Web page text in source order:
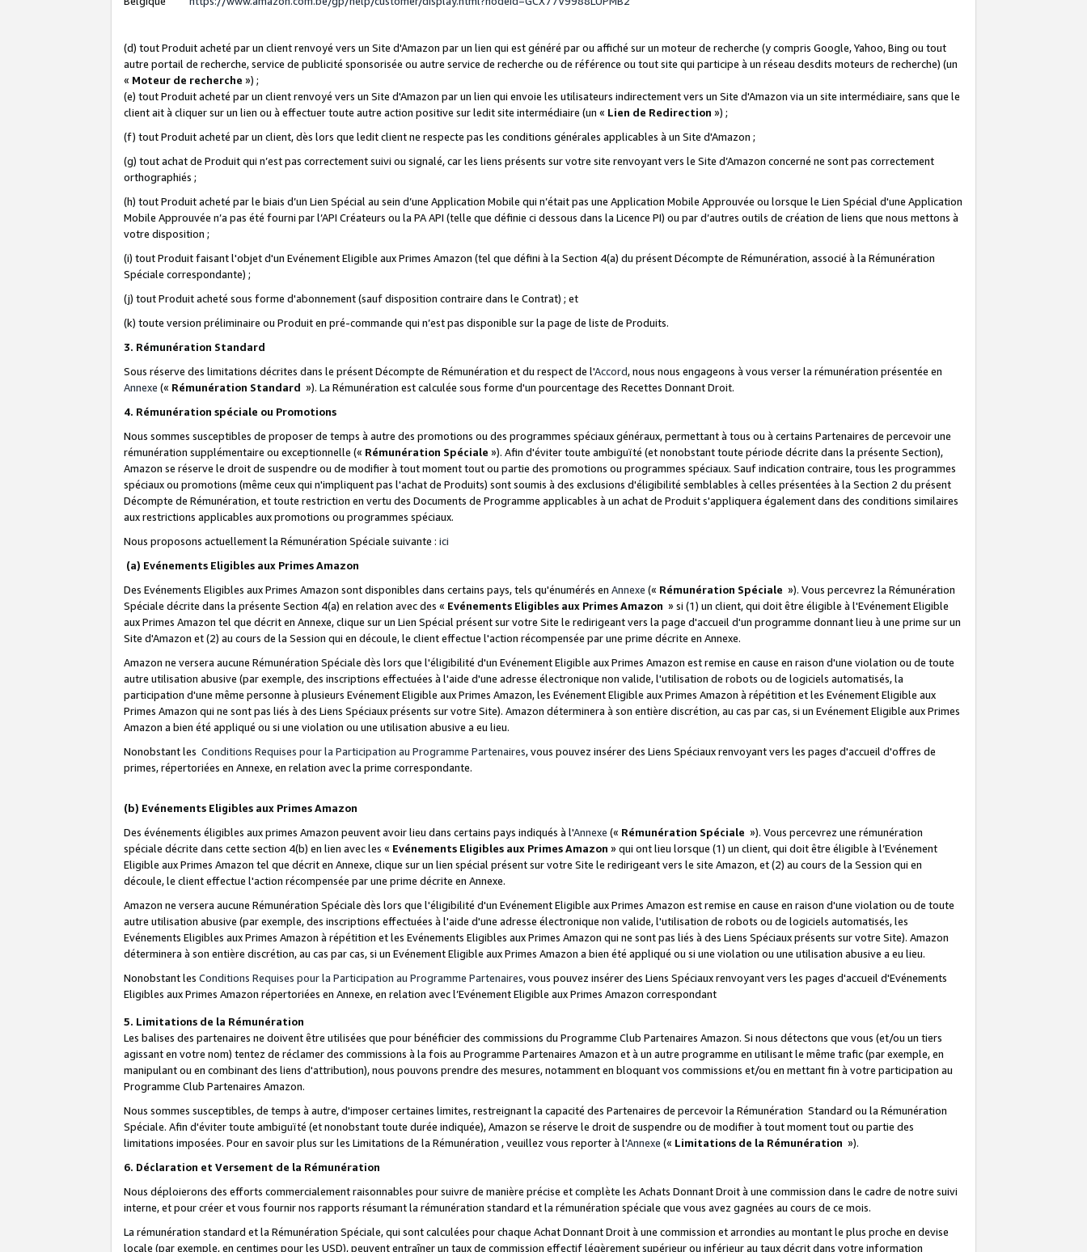
(d) tout Produit acheté par un client renvoyé vers un Site d'Amazon par un lien qui est généré par ou affiché sur un moteur de recherche (y compris Google, Yahoo, Bing ou tout
autre portail de recherche, service de publicité sponsorisée ou autre service de recherche ou de référence ou tout site qui participe à un réseau desdits moteurs de recherche) (un
« Moteur de recherche ») ;
(e) tout Produit acheté par un client renvoyé vers un Site d'Amazon par un lien qui envoie les utilisateurs indirectement vers un Site d'Amazon via un site intermédiaire, sans que le
client ait à cliquer sur un lien ou à effectuer toute autre action positive sur ledit site intermédiaire (un « Lien de Redirection ») ;
(f) tout Produit acheté par un client, dès lors que ledit client ne respecte pas les conditions générales applicables à un Site d'Amazon ;
(g) tout achat de Produit qui n’est pas correctement suivi ou signalé, car les liens présents sur votre site renvoyant vers le Site d’Amazon concerné ne sont pas correctement
orthographiés ;
(h) tout Produit acheté par le biais d’un Lien Spécial au sein d’une Application Mobile qui n’était pas une Application Mobile Approuvée ou lorsque le Lien Spécial d'une Application
Mobile Approuvée n’a pas été fourni par l’API Créateurs ou la PA API (telle que définie ci dessous dans la Licence PI) ou par d’autres outils de création de liens que nous mettons à
votre disposition ;
(i) tout Produit faisant l'objet d'un Evénement Eligible aux Primes Amazon (tel que défini à la Section 4(a) du présent Décompte de Rémunération, associé à la Rémunération
Spéciale correspondante) ;
(j) tout Produit acheté sous forme d'abonnement (sauf disposition contraire dans le Contrat) ; et
(k) toute version préliminaire ou Produit en pré-commande qui n’est pas disponible sur la page de liste de Produits.
3. Rémunération Standard
Sous réserve des limitations décrites dans le présent Décompte de Rémunération et du respect de l'Accord, nous nous engageons à vous verser la rémunération présentée en
Annexe (« Rémunération Standard »). La Rémunération est calculée sous forme d'un pourcentage des Recettes Donnant Droit.
4. Rémunération spéciale ou Promotions
Nous sommes susceptibles de proposer de temps à autre des promotions ou des programmes spéciaux généraux, permettant à tous ou à certains Partenaires de percevoir une
rémunération supplémentaire ou exceptionnelle (« Rémunération Spéciale »). Afin d'éviter toute ambiguïté (et nonobstant toute période décrite dans la présente Section),
Amazon se réserve le droit de suspendre ou de modifier à tout moment tout ou partie des promotions ou programmes spéciaux. Sauf indication contraire, tous les programmes
spéciaux ou promotions (même ceux qui n'impliquent pas l'achat de Produits) sont soumis à des exclusions d'éligibilité semblables à celles présentées à la Section 2 du présent
Décompte de Rémunération, et toute restriction en vertu des Documents de Programme applicables à un achat de Produit s'appliquera également dans des conditions similaires
aux restrictions applicables aux promotions ou programmes spéciaux.
Nous proposons actuellement la Rémunération Spéciale suivante : ici
(a) Evénements Eligibles aux Primes Amazon
Des Evénements Eligibles aux Primes Amazon sont disponibles dans certains pays, tels qu'énumérés en Annexe (« Rémunération Spéciale »). Vous percevrez la Rémunération
Spéciale décrite dans la présente Section 4(a) en relation avec des « Evénements Eligibles aux Primes Amazon » si (1) un client, qui doit être éligible à l'Evénement Eligible
aux Primes Amazon tel que décrit en Annexe, clique sur un Lien Spécial présent sur votre Site le redirigeant vers la page d'accueil d'un programme donnant lieu à une prime sur un
Site d'Amazon et (2) au cours de la Session qui en découle, le client effectue l'action récompensée par une prime décrite en Annexe.
Amazon ne versera aucune Rémunération Spéciale dès lors que l'éligibilité d'un Evénement Eligible aux Primes Amazon est remise en cause en raison d'une violation ou de toute
autre utilisation abusive (par exemple, des inscriptions effectuées à l'aide d'une adresse électronique non valide, l'utilisation de robots ou de logiciels automatisés, la
participation d'une même personne à plusieurs Evénement Eligible aux Primes Amazon, les Evénement Eligible aux Primes Amazon à répétition et les Evénement Eligible aux
Primes Amazon qui ne sont pas liés à des Liens Spéciaux présents sur votre Site). Amazon déterminera à son entière discrétion, au cas par cas, si un Evénement Eligible aux Primes
Amazon a bien été appliqué ou si une violation ou une utilisation abusive a eu lieu.
Nonobstant les Conditions Requises pour la Participation au Programme Partenaires, vous pouvez insérer des Liens Spéciaux renvoyant vers les pages d'accueil d'offres de
primes, répertoriées en Annexe, en relation avec la prime correspondante.
(b) Evénements Eligibles aux Primes Amazon
Des événements éligibles aux primes Amazon peuvent avoir lieu dans certains pays indiqués à l'Annexe (« Rémunération Spéciale »). Vous percevrez une rémunération
spéciale décrite dans cette section 4(b) en lien avec les « Evénements Eligibles aux Primes Amazon » qui ont lieu lorsque (1) un client, qui doit être éligible à l’Evénement
Eligible aux Primes Amazon tel que décrit en Annexe, clique sur un lien spécial présent sur votre Site le redirigeant vers le site Amazon, et (2) au cours de la Session qui en
découle, le client effectue l'action récompensée par une prime décrite en Annexe.
Amazon ne versera aucune Rémunération Spéciale dès lors que l'éligibilité d'un Evénement Eligible aux Primes Amazon est remise en cause en raison d'une violation ou de toute
autre utilisation abusive (par exemple, des inscriptions effectuées à l'aide d'une adresse électronique non valide, l'utilisation de robots ou de logiciels automatisés, les
Evénements Eligibles aux Primes Amazon à répétition et les Evénements Eligibles aux Primes Amazon qui ne sont pas liés à des Liens Spéciaux présents sur votre Site). Amazon
déterminera à son entière discrétion, au cas par cas, si un Evénement Eligible aux Primes Amazon a bien été appliqué ou si une violation ou une utilisation abusive a eu lieu.
Nonobstant les Conditions Requises pour la Participation au Programme Partenaires, vous pouvez insérer des Liens Spéciaux renvoyant vers les pages d'accueil d'Evénements
Eligibles aux Primes Amazon répertoriées en Annexe, en relation avec l’Evénement Eligible aux Primes Amazon correspondant
5. Limitations de la Rémunération
Les balises des partenaires ne doivent être utilisées que pour bénéficier des commissions du Programme Club Partenaires Amazon. Si nous détectons que vous (et/ou un tiers
agissant en votre nom) tentez de réclamer des commissions à la fois au Programme Partenaires Amazon et à un autre programme en utilisant le même trafic (par exemple, en
manipulant ou en combinant des liens d'attribution), nous pouvons prendre des mesures, notamment en bloquant vos commissions et/ou en mettant fin à votre participation au
Programme Club Partenaires Amazon.
Nous sommes susceptibles, de temps à autre, d'imposer certaines limites, restreignant la capacité des Partenaires de percevoir la Rémunération Standard ou la Rémunération
Spéciale. Afin d'éviter toute ambiguïté (et nonobstant toute durée indiquée), Amazon se réserve le droit de suspendre ou de modifier à tout moment tout ou partie des
limitations imposées. Pour en savoir plus sur les Limitations de la Rémunération , veuillez vous reporter à l'Annexe (« Limitations de la Rémunération »).
6. Déclaration et Versement de la Rémunération
Nous déploierons des efforts commercialement raisonnables pour suivre de manière précise et complète les Achats Donnant Droit à une commission dans le cadre de notre suivi
interne, et pour créer et vous fournir nos rapports résumant la rémunération standard et la rémunération spéciale que vous avez gagnées au cours de ce mois.
La rémunération standard et la Rémunération Spéciale, qui sont calculées pour chaque Achat Donnant Droit à une commission et arrondies au montant le plus proche en devise
locale (par exemple, en centimes pour les USD), peuvent entraîner un taux de commission effectif légèrement supérieur ou inférieur au taux décrit dans votre information